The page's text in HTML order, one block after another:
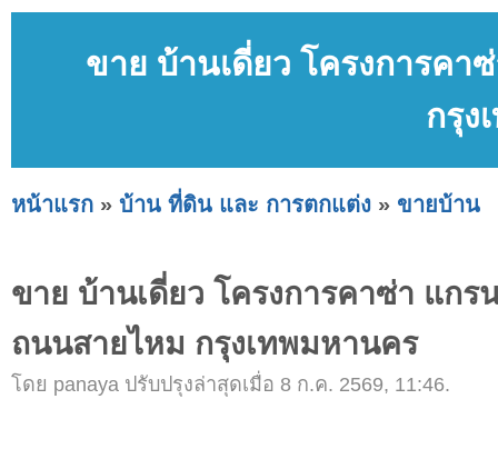
ขาย บ้านเดี่ยว โครงการค
กรุง
หน้าแรก » บ้าน ที่ดิน และ การตกแต่ง » ขายบ้าน
ขาย บ้านเดี่ยว โครงการคาซ่า แกร
ถนนสายไหม กรุงเทพมหานคร
โดย panaya ปรับปรุงล่าสุดเมื่อ 8 ก.ค. 2569, 11:46.